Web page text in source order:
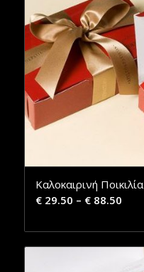
Καλοκαιρινή Ποικιλία
€29.50 – €88.50